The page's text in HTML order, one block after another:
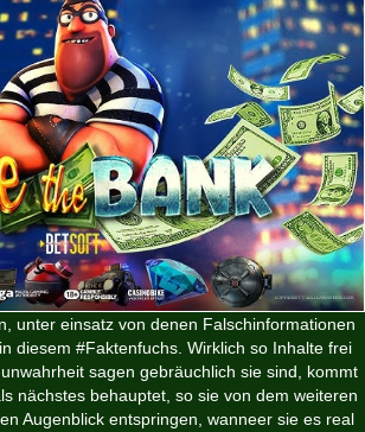
unter einsatz von denen Falschinformationen
diesem #Faktenfuchs. Wirklich so Inhalte frei
sagen gebräuchlich sie sind, kommt
nächstes behauptet, so sie von dem weiteren
Augenblick entspringen, wanneer sie es real